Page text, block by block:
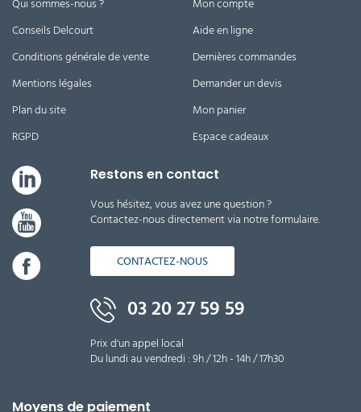
Conseils Delcourt
Conditions générale de vente
Mentions légales
Plan du site
RGPD
Aide en ligne
Dernières commandes
Demander un devis
Mon panier
Espace cadeaux
Restons en contact
Vous hésitez, vous avez une question ?
Contactez-nous directement via notre formulaire.
CONTACTEZ-NOUS
03 20 27 59 59
Prix d'un appel local
Du lundi au vendredi : 9h / 12h - 14h / 17h30
Moyens de paiement